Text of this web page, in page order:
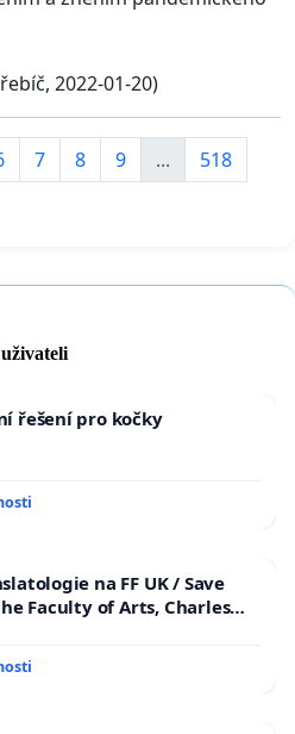
2022-01-20)
7 8 9 ...
518
řešení pro kočky
na FF UK / Save
Faculty of Arts, Charles